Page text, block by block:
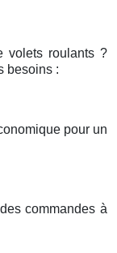
volets roulants ?
besoins :
pour un
commandes à